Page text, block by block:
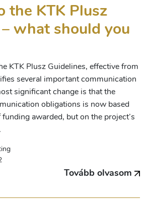
the KTK Plusz
what should you
KTK Plusz Guidelines, effective from
several important communication
significant change is that the
obligations is now based
awarded, but on the project’s
Tovább olvasom